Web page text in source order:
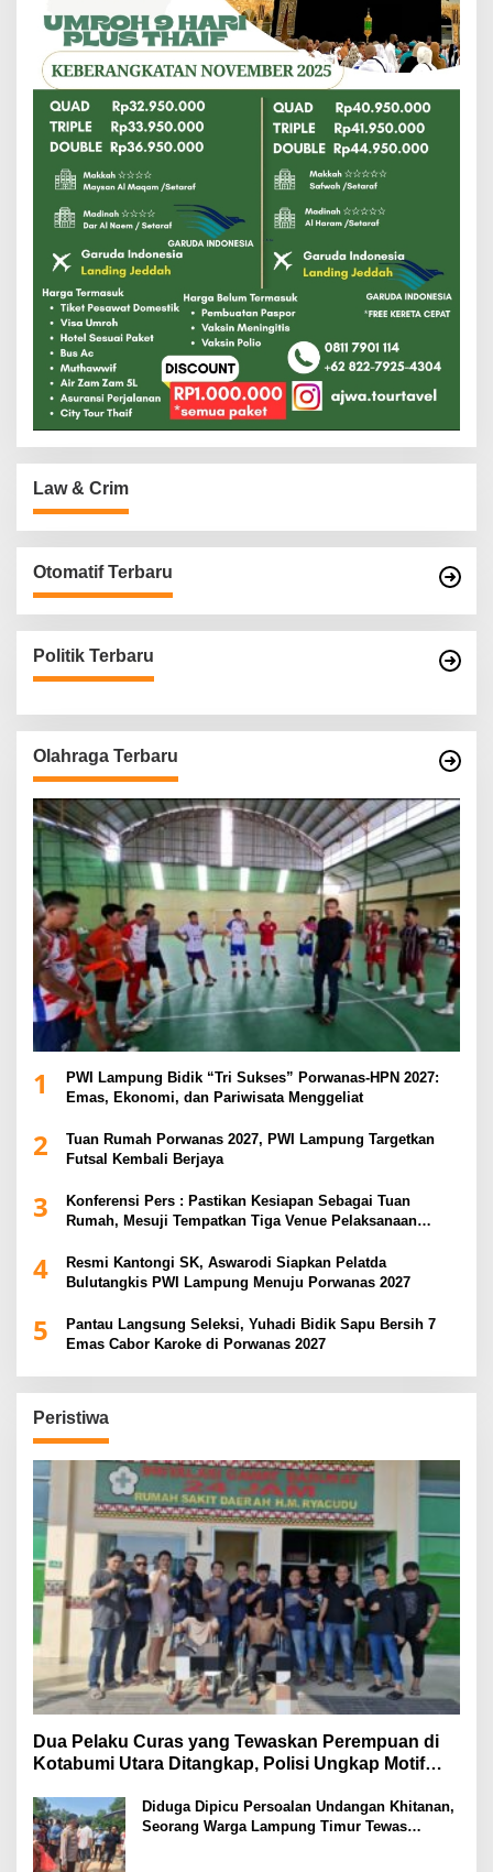
Law & Crim
Otomatif Terbaru
Politik Terbaru
Olahraga Terbaru
1
PWI Lampung Bidik “Tri Sukses” Porwanas-HPN 2027:
Emas, Ekonomi, dan Pariwisata Menggeliat
2
Tuan Rumah Porwanas 2027, PWI Lampung Targetkan
Futsal Kembali Berjaya
3
Konferensi Pers : Pastikan Kesiapan Sebagai Tuan
Rumah, Mesuji Tempatkan Tiga Venue Pelaksanaan
4
Resmi Kantongi SK, Aswarodi Siapkan Pelatda
Bulutangkis PWI Lampung Menuju Porwanas 2027
5
Pantau Langsung Seleksi, Yuhadi Bidik Sapu Bersih 7
Emas Cabor Karoke di Porwanas 2027
Peristiwa
Dua Pelaku Curas yang Tewaskan Perempuan di
Kotabumi Utara Ditangkap, Polisi Ungkap Motif
Diduga Dipicu Persoalan Undangan Khitanan,
Seorang Warga Lampung Timur Tewas